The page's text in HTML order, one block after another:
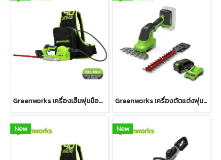
Greenworks เครื่องเล็มพุ่มมือจับเดียวแบตเตอรี่ ขนาด 40V (เฉพาะตัวเครื่อง) Greenworks เครื่องตัดแต่งพุ่มไม้และตัดหญ้า ขนาด 24V พร้อมแบตเตอรี่ (4 แอมป์)และแท่นชาร์จเร็ว
New New